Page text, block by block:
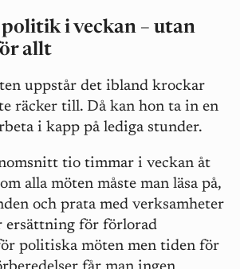
i veckan – utan
allt
uppstår det ibland krockar
räcker till. Då kan hon ta in en
i kapp på lediga stunder.
tio timmar i veckan åt
alla möten måste man läsa på,
och prata med verksamheter
ersättning för förlorad
politiska möten men tiden för